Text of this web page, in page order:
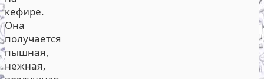
кефире.
Она
получается
пышная,
нежная,